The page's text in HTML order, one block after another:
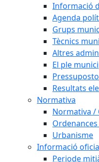
Informació
Agenda
Grups
Tècnics
Altres
El ple
Resultats
Normativa
Normativa /
Urbanisme
Informació
Periode